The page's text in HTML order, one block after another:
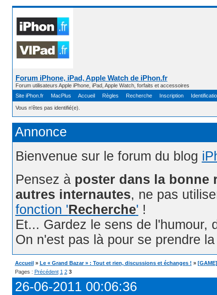
Forum iPhone, iPad, Apple Watch de iPhon.fr
Forum utilisateurs Apple iPhone, iPad, Apple Watch, forfaits et accessoires
Site iPhon.fr
MacPlus Accueil Règles Recherche Inscription
Vous n'êtes pas identifié(e).
Annonce
Bienvenue sur le forum du blog
Pensez à poster dans la bonne
autres internautes, ne pas
fonction 'Recherche' !
Et... Gardez le sens de l'humour,
On n'est pas là pour se prendre
Accueil » Le « Grand Bazar » : Tout et rien, discussions et échanges ! »
Pages : Précédent 1 2 3
26-06-2011 00:06:36